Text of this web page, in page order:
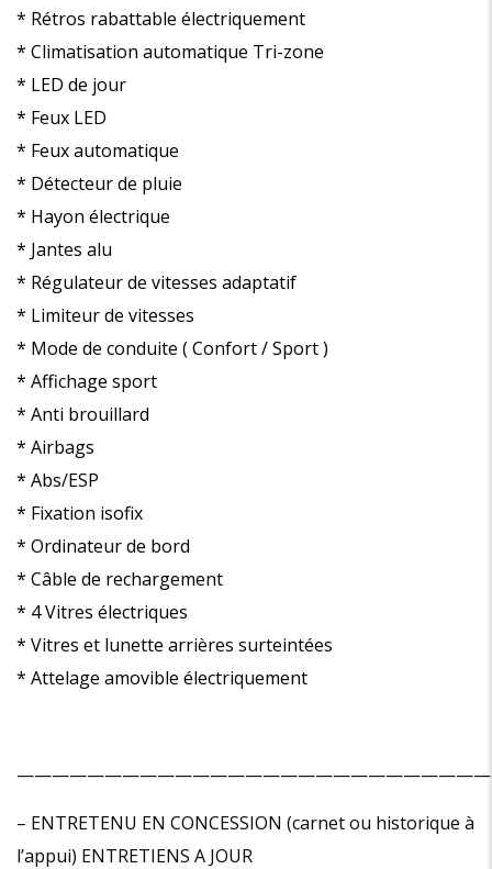
* Rétros rabattable électriquement
* Climatisation automatique Tri-zone
* LED de jour
* Feux LED
* Feux automatique
* Détecteur de pluie
* Hayon électrique
* Jantes alu
* Régulateur de vitesses adaptatif
* Limiteur de vitesses
* Mode de conduite ( Confort / Sport )
* Affichage sport
* Anti brouillard
* Airbags
* Abs/ESP
* Fixation isofix
* Ordinateur de bord
* Câble de rechargement
* 4 Vitres électriques
* Vitres et lunette arrières surteintées
* Attelage amovible électriquement
– ENTRETENU EN CONCESSION (carnet ou historique à
l’appui) ENTRETIENS A JOUR